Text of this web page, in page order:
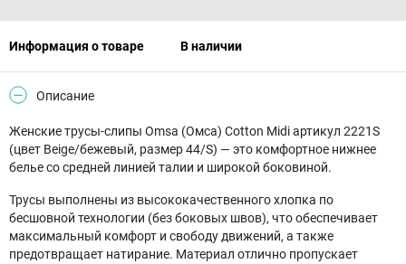
Информация о товаре В наличии
Описание
Женские трусы-слипы Omsa (Омса) Cotton Midi артикул 2221S
(цвет Beige/бежевый, размер 44/S) — это комфортное нижнее
белье со средней линией талии и широкой боковиной.
Трусы выполнены из высококачественного хлопка по
бесшовной технологии (без боковых швов), что обеспечивает
максимальный комфорт и свободу движений, а также
предотвращает натирание. Материал отлично пропускает